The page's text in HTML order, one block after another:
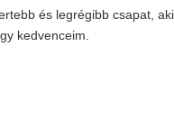
és legrégibb csapat,
kedvenceim.